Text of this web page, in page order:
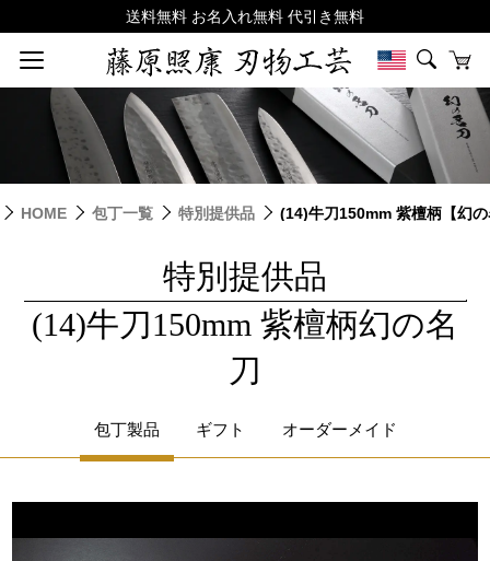
HOME 包丁一覧 特別提供品 (14)牛刀150mm 紫檀柄【幻
特別提供品
|
(14)牛刀150mm 紫檀柄幻の名
刀
包丁製品 ギフト オーダーメイド